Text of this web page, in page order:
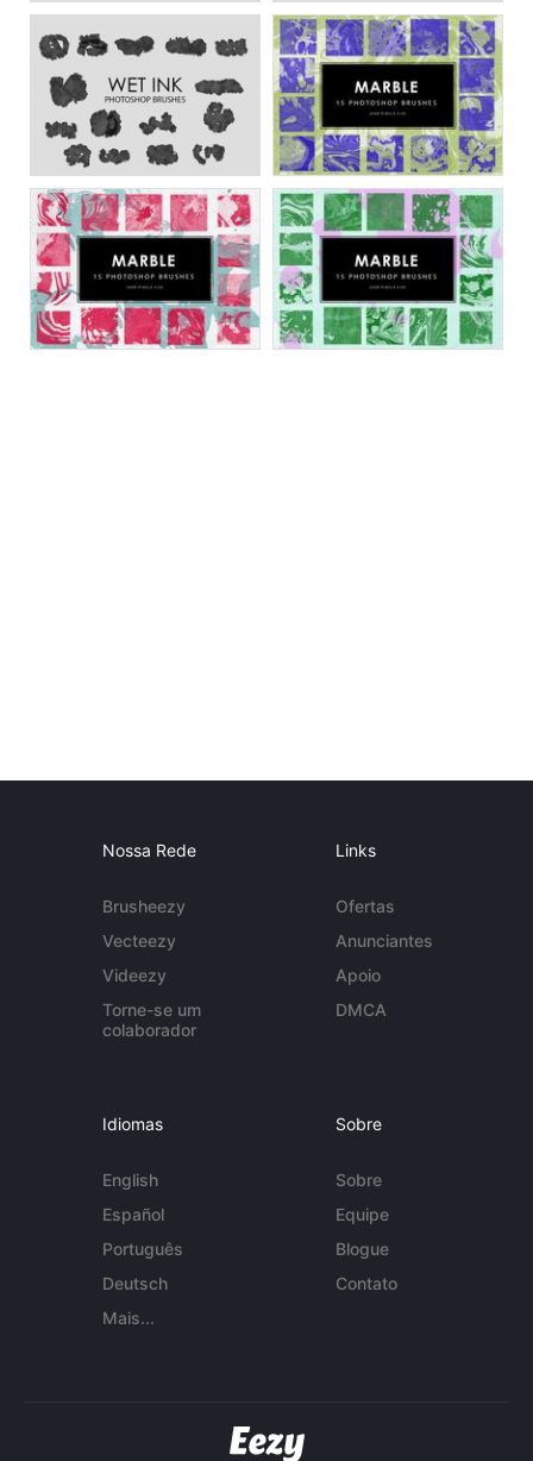
Nossa Rede
Brusheezy
Vecteezy
Videezy
Torne-se um
colaborador
Links
Ofertas
Anunciantes
Apoio
DMCA
Idiomas
English
Español
Português
Deutsch
Mais...
Sobre
Sobre
Equipe
Blogue
Contato